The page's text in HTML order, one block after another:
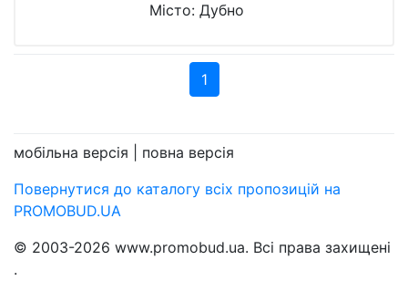
Місто: Дубно
1
мобільна версія | повна версія
Повернутися до каталогу всіх пропозицій на
PROMOBUD.UA
© 2003-2026 www.promobud.ua. Всі права захищені
.